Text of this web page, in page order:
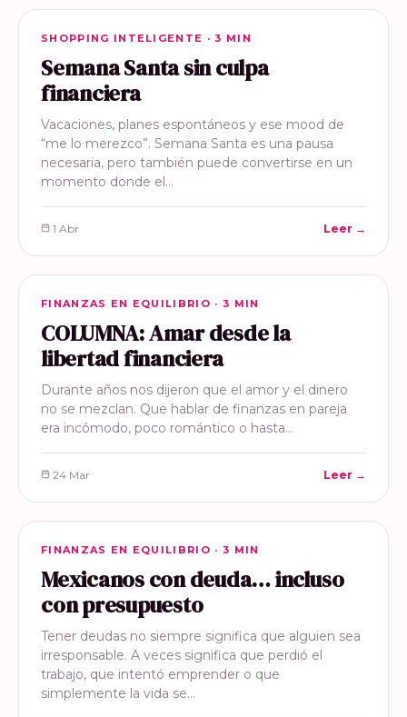
SHOPPING INTELIGENTE
SHOPPING INTELIGENTE · 3 MIN
Semana Santa sin culpa
financiera
Vacaciones, planes espontáneos y ese mood de
“me lo merezco”. Semana Santa es una pausa
necesaria, pero también puede convertirse en un
momento donde el…
1 Abr Leer →
FINANZAS EN EQUILIBRIO
FINANZAS EN EQUILIBRIO · 3 MIN
COLUMNA: Amar desde la
libertad financiera
Durante años nos dijeron que el amor y el dinero
no se mezclan. Que hablar de finanzas en pareja
era incómodo, poco romántico o hasta…
24 Mar Leer →
FINANZAS EN EQUILIBRIO
FINANZAS EN EQUILIBRIO · 3 MIN
Mexicanos con deuda… incluso
con presupuesto
Tener deudas no siempre significa que alguien sea
irresponsable. A veces significa que perdió el
trabajo, que intentó emprender o que
simplemente la vida se…